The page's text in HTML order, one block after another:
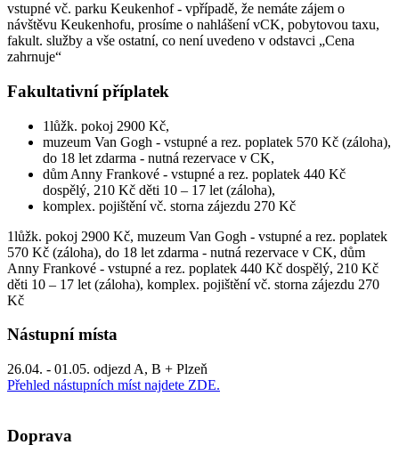
vstupné vč. parku Keukenhof - vpřípadě, že nemáte zájem o
návštěvu Keukenhofu, prosíme o nahlášení vCK, pobytovou taxu,
fakult. služby a vše ostatní, co není uvedeno v odstavci „Cena
zahrnuje“
Fakultativní příplatek
1lůžk. pokoj 2900 Kč,
muzeum Van Gogh - vstupné a rez. poplatek 570 Kč (záloha),
do 18 let zdarma - nutná rezervace v CK,
dům Anny Frankové - vstupné a rez. poplatek 440 Kč
dospělý, 210 Kč děti 10 – 17 let (záloha),
komplex. pojištění vč. storna zájezdu 270 Kč
1lůžk. pokoj 2900 Kč, muzeum Van Gogh - vstupné a rez. poplatek
570 Kč (záloha), do 18 let zdarma - nutná rezervace v CK, dům
Anny Frankové - vstupné a rez. poplatek 440 Kč dospělý, 210 Kč
děti 10 – 17 let (záloha), komplex. pojištění vč. storna zájezdu 270
Kč
Nástupní místa
26.04. - 01.05. odjezd A, B + Plzeň
Přehled nástupních míst najdete ZDE.
Doprava